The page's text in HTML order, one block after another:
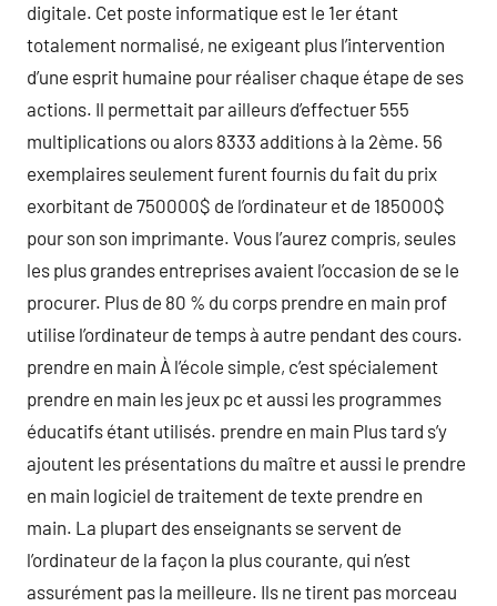
digitale. Cet poste informatique est le 1er étant
totalement normalisé, ne exigeant plus l’intervention
d’une esprit humaine pour réaliser chaque étape de ses
actions. Il permettait par ailleurs d’effectuer 555
multiplications ou alors 8333 additions à la 2ème. 56
exemplaires seulement furent fournis du fait du prix
exorbitant de 750000$ de l’ordinateur et de 185000$
pour son son imprimante. Vous l’aurez compris, seules
les plus grandes entreprises avaient l’occasion de se le
procurer. Plus de 80 % du corps prendre en main prof
utilise l’ordinateur de temps à autre pendant des cours.
prendre en main À l’école simple, c’est spécialement
prendre en main les jeux pc et aussi les programmes
éducatifs étant utilisés. prendre en main Plus tard s’y
ajoutent les présentations du maître et aussi le prendre
en main logiciel de traitement de texte prendre en
main. La plupart des enseignants se servent de
l’ordinateur de la façon la plus courante, qui n’est
assurément pas la meilleure. Ils ne tirent pas morceau